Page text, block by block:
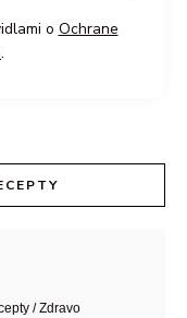
o Ochrane
.
/ Zdravo